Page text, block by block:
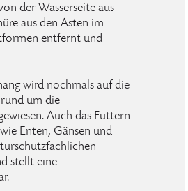
der Wasserseite aus
aus den Ästen im
entfernt und
wird nochmals auf die
um die
Auch das Füttern
Enten, Gänsen und
stellt eine